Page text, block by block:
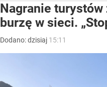
Nagranie turystów
burzę w sieci.
Dodano:dzisiaj 15:11